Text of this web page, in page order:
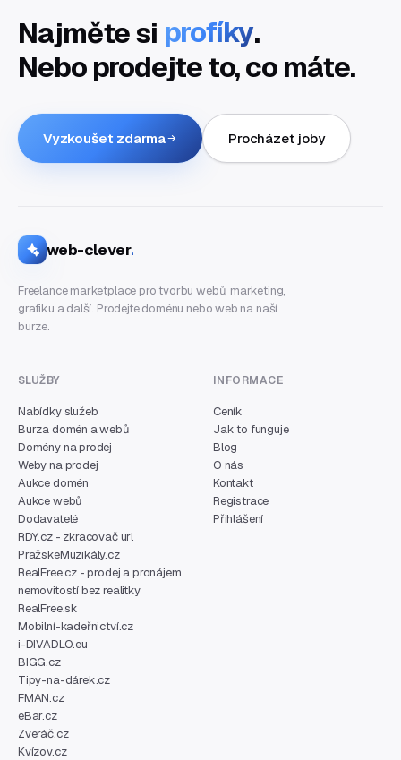
Najměte si profíky.
Nebo prodejte to, co máte.
Vyzkoušet zdarma Procházet joby
web-clever.
Freelance marketplace pro tvorbu webů, marketing,
grafiku a další. Prodejte doménu nebo web na naší
burze.
SLUŽBY
Nabídky služeb
Burza domén a webů
Domény na prodej
Weby na prodej
Aukce domén
Aukce webů
Dodavatelé
RDY.cz - zkracovač url
PražskéMuzikály.cz
RealFree.cz - prodej a pronájem
nemovitostí bez realitky
RealFree.sk
Mobilní-kadeřnictví.cz
i-DIVADLO.eu
BIGG.cz
Tipy-na-dárek.cz
FMAN.cz
eBar.cz
Zveráč.cz
Kvízov.cz
INFORMACE
Ceník
Jak to funguje
Blog
O nás
Kontakt
Registrace
Přihlášení